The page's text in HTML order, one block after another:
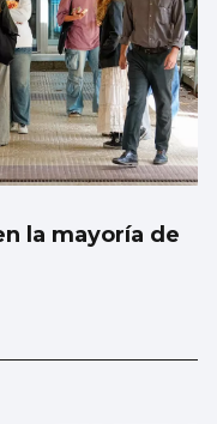
la mayoría de